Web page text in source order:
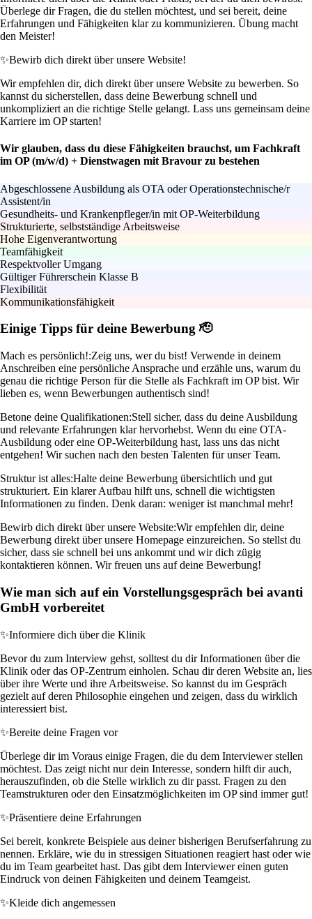
Überlege dir Fragen, die du stellen möchtest, und sei bereit, deine
Erfahrungen und Fähigkeiten klar zu kommunizieren. Übung macht
den Meister!
✨Bewirb dich direkt über unsere Website!
Wir empfehlen dir, dich direkt über unsere Website zu bewerben. So
kannst du sicherstellen, dass deine Bewerbung schnell und
unkompliziert an die richtige Stelle gelangt. Lass uns gemeinsam deine
Karriere im OP starten!
Wir glauben, dass du diese Fähigkeiten brauchst, um Fachkraft
im OP (m/w/d) + Dienstwagen mit Bravour zu bestehen
Abgeschlossene Ausbildung als OTA oder Operationstechnische/r
Assistent/in
Gesundheits- und Krankenpfleger/in mit OP-Weiterbildung
Strukturierte, selbstständige Arbeitsweise
Hohe Eigenverantwortung
Teamfähigkeit
Respektvoller Umgang
Gültiger Führerschein Klasse B
Flexibilität
Kommunikationsfähigkeit
Einige Tipps für deine Bewerbung 🫡
Mach es persönlich!:Zeig uns, wer du bist! Verwende in deinem
Anschreiben eine persönliche Ansprache und erzähle uns, warum du
genau die richtige Person für die Stelle als Fachkraft im OP bist. Wir
lieben es, wenn Bewerbungen authentisch sind!
Betone deine Qualifikationen:Stell sicher, dass du deine Ausbildung
und relevante Erfahrungen klar hervorhebst. Wenn du eine OTA-
Ausbildung oder eine OP-Weiterbildung hast, lass uns das nicht
entgehen! Wir suchen nach den besten Talenten für unser Team.
Struktur ist alles:Halte deine Bewerbung übersichtlich und gut
strukturiert. Ein klarer Aufbau hilft uns, schnell die wichtigsten
Informationen zu finden. Denk daran: weniger ist manchmal mehr!
Bewirb dich direkt über unsere Website:Wir empfehlen dir, deine
Bewerbung direkt über unsere Homepage einzureichen. So stellst du
sicher, dass sie schnell bei uns ankommt und wir dich zügig
kontaktieren können. Wir freuen uns auf deine Bewerbung!
Wie man sich auf ein Vorstellungsgespräch bei avanti
GmbH vorbereitet
✨Informiere dich über die Klinik
Bevor du zum Interview gehst, solltest du dir Informationen über die
Klinik oder das OP-Zentrum einholen. Schau dir deren Website an, lies
über ihre Werte und ihre Arbeitsweise. So kannst du im Gespräch
gezielt auf deren Philosophie eingehen und zeigen, dass du wirklich
interessiert bist.
✨Bereite deine Fragen vor
Überlege dir im Voraus einige Fragen, die du dem Interviewer stellen
möchtest. Das zeigt nicht nur dein Interesse, sondern hilft dir auch,
herauszufinden, ob die Stelle wirklich zu dir passt. Fragen zu den
Teamstrukturen oder den Einsatzmöglichkeiten im OP sind immer gut!
✨Präsentiere deine Erfahrungen
Sei bereit, konkrete Beispiele aus deiner bisherigen Berufserfahrung zu
nennen. Erkläre, wie du in stressigen Situationen reagiert hast oder wie
du im Team gearbeitet hast. Das gibt dem Interviewer einen guten
Eindruck von deinen Fähigkeiten und deinem Teamgeist.
✨Kleide dich angemessen